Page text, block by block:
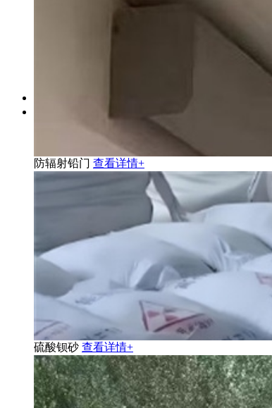
防辐射铅门 查看详情+
硫酸钡砂 查看详情+